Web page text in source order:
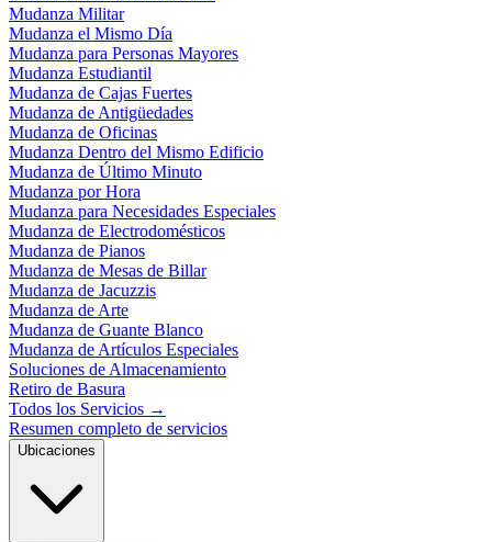
Mudanza Militar
Mudanza el Mismo Día
Mudanza para Personas Mayores
Mudanza Estudiantil
Mudanza de Cajas Fuertes
Mudanza de Antigüedades
Mudanza de Oficinas
Mudanza Dentro del Mismo Edificio
Mudanza de Último Minuto
Mudanza por Hora
Mudanza para Necesidades Especiales
Mudanza de Electrodomésticos
Mudanza de Pianos
Mudanza de Mesas de Billar
Mudanza de Jacuzzis
Mudanza de Arte
Mudanza de Guante Blanco
Mudanza de Artículos Especiales
Soluciones de Almacenamiento
Retiro de Basura
Todos los Servicios →
Resumen completo de servicios
Ubicaciones